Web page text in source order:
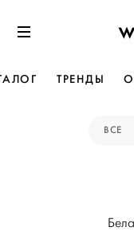
к содержанию
ТРЕНДЫ
ВСЕ